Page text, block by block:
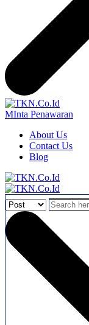
MInta Penawaran
About Us
Contact Us
Blog